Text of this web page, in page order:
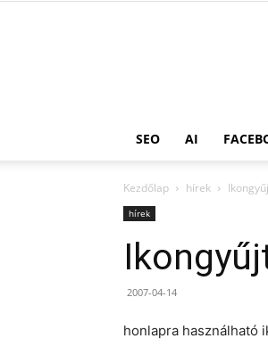
SEO AI
Kezdőlap hírek
hírek
2007-04-14
honlapra használható